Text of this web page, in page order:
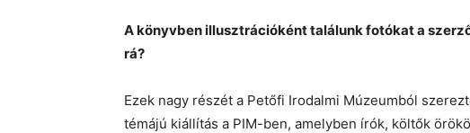
A könyvben illusztrációként találunk fotókat a
rá?
Ezek nagy részét a Petőfi Irodalmi Múzeumból
témájú kiállítás a PIM-ben, amelyben írók, költők